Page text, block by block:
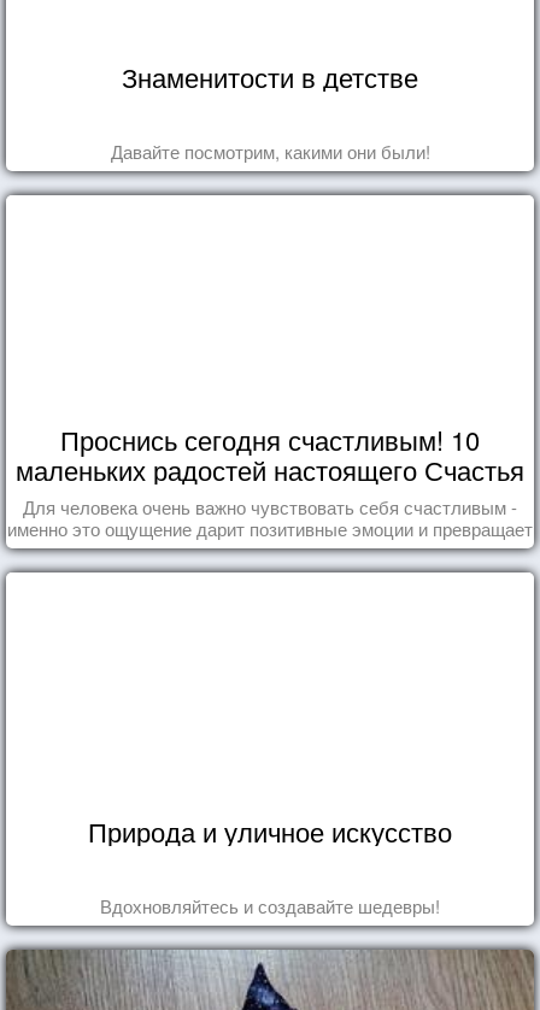
Знаменитости в детстве
Давайте посмотрим, какими они были!
Проснись сегодня счастливым! 10
маленьких радостей настоящего Счастья
Для человека очень важно чувствовать себя счастливым -
именно это ощущение дарит позитивные эмоции и превращает
каждый день в маленький праздник.
Природа и уличное искусство
Вдохновляйтесь и создавайте шедевры!